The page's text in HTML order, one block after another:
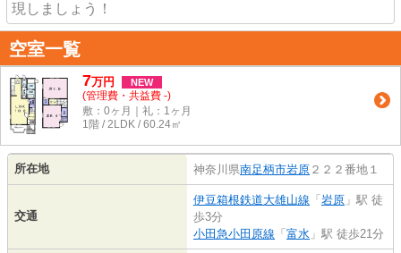
現しましょう！
空室一覧
7万円 NEW
(管理費・共益費 -)
敷：0ヶ月｜礼：1ヶ月
1階 / 2LDK / 60.24㎡
所在地 神奈川県南足柄市岩原 ２２２番地１
交通
伊豆箱根鉄道大雄山線 「 岩原 」駅 徒
歩3分
小田急小田原線 「 富水 」駅 徒歩21分